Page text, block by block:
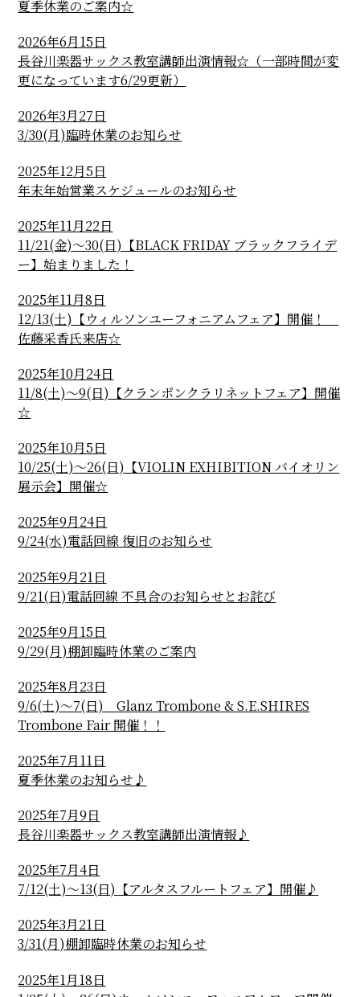
夏季休業のご案内☆
2026年6月15日
長谷川楽器サックス教室講師出演情報☆（一部時間が変
更になっています6/29更新）
2026年3月27日
3/30(月)臨時休業のお知らせ
2025年12月5日
年末年始営業スケジュールのお知らせ
2025年11月22日
11/21(金)～30(日)【BLACK FRIDAY ブラックフライデ
ー】始まりました！
2025年11月8日
12/13(土)【ウィルソンユーフォニアムフェア】開催！
佐藤采香氏来店☆
2025年10月24日
11/8(土)～9(日)【クランポンクラリネットフェア】開催
☆
2025年10月5日
10/25(土)～26(日)【VIOLIN EXHIBITION バイオリン
展示会】開催☆
2025年9月24日
9/24(水)電話回線 復旧のお知らせ
2025年9月21日
9/21(日)電話回線 不具合のお知らせとお詫び
2025年9月15日
9/29(月)棚卸臨時休業のご案内
2025年8月23日
9/6(土)～7(日) Glanz Trombone & S.E.SHIRES
Trombone Fair 開催！！
2025年7月11日
夏季休業のお知らせ♪
2025年7月9日
長谷川楽器サックス教室講師出演情報♪
2025年7月4日
7/12(土)～13(日)【アルタスフルートフェア】開催♪
2025年3月21日
3/31(月)棚卸臨時休業のお知らせ
2025年1月18日